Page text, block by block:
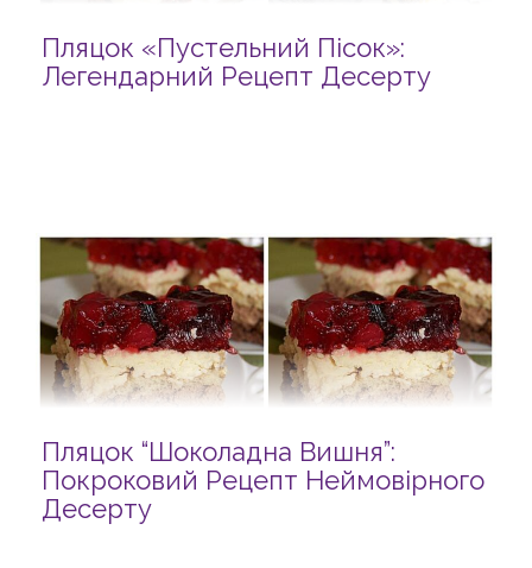
Пляцок «Пустельний Пісок»:
Легендарний Рецепт Десерту
Пляцок “Шоколадна Вишня”:
Покроковий Рецепт Неймовірного
Десерту